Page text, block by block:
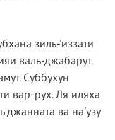
зиль-'иззати
валь-джабарут.
Суббухун
вар-рух. Ля иляха
джанната ва на'узу